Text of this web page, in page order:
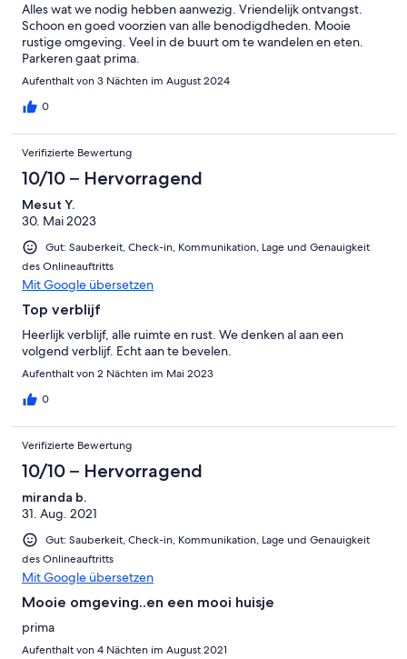
Alles wat we nodig hebben aanwezig. Vriendelijk ontvangst.
Schoon en goed voorzien van alle benodigdheden. Mooie
rustige omgeving. Veel in de buurt om te wandelen en eten.
Parkeren gaat prima.
Aufenthalt von 3 Nächten im August 2024
0
Verifizierte Bewertung
10/10 – Hervorragend
Mesut Y.
30. Mai 2023
Gut: Sauberkeit, Check-in, Kommunikation, Lage und Genauigkeit
des Onlineauftritts
Mit Google übersetzen
Top verblijf
Heerlijk verblijf, alle ruimte en rust. We denken al aan een
volgend verblijf. Echt aan te bevelen.
Aufenthalt von 2 Nächten im Mai 2023
0
Verifizierte Bewertung
10/10 – Hervorragend
miranda b.
31. Aug. 2021
Gut: Sauberkeit, Check-in, Kommunikation, Lage und Genauigkeit
des Onlineauftritts
Mit Google übersetzen
Mooie omgeving..en een mooi huisje
prima
Aufenthalt von 4 Nächten im August 2021